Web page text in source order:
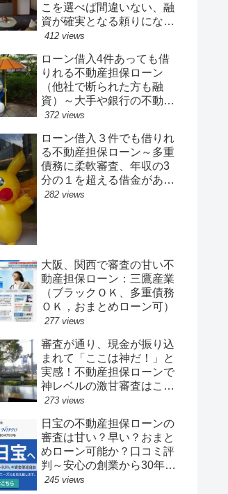
こを選べば間違いない、融
資が確実となる頼りになる
融資先を厳選）
412 views
ローン借入4件あっても借
りれる不動産担保ローン
（他社で断られた方も融
資）～大手や銀行の不動産
担保ローンより審査が通
ン
372 views
ローン借入３件でも借りれ
る不動産担保ローン～多重
債務に柔軟審査、年収の3
分の１を超える借金があっ
ても簡単に借りれる有担保
282 views
大阪、関西で審査の甘い不
動産担保ローン：三鷹産業
（ブラックＯＫ、多重債務
ＯＫ，おまとめローン可）
277 views
審査が通り、現金が振り込
まれて「ここは神だ！」と
実感！不動産担保ローンで
神レベルの激甘審査はここ
だ！～早くて甘い、すぐ借
273 views
日宝の不動産担保ローンの
審査は甘い？早い？おまと
めローン可能か？口コミ評
判～安心の創業から30年以
上の老舗
245 views